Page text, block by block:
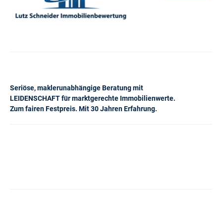
Seriöse, maklerunabhängige Beratung mit
LEIDENSCHAFT für marktgerechte Immobilienwerte.
Zum fairen Festpreis. Mit 30 Jahren Erfahrung.